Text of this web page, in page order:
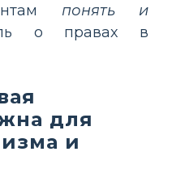
понять и
о правах в
для
и